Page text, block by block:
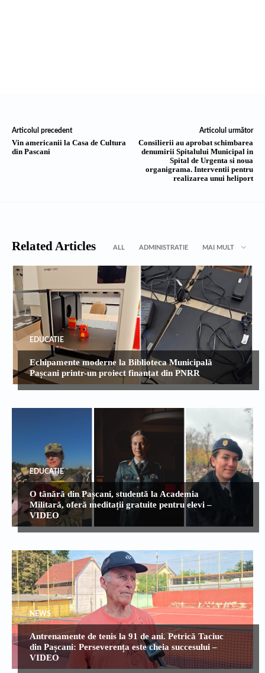
Articolul precedent
Vin americanii la Casa de Cultura
din Pascani
Articolul următor
Consilierii au aprobat schimbarea
denumirii Spitalului Municipal in
Spital de Urgenta si noua
organigrama. Interventii pentru
realizarea unui heliport
Related Articles ALL ADMINISTRATIE MAI MULT
EDUCATIE
Echipamente moderne la Biblioteca Municipală
Pașcani printr-un proiect finanțat din PNRR
EDUCATIE
O tânără din Pașcani, studentă la Academia
Militară, oferă meditații gratuite pentru elevi –
VIDEO
NEWS
Antrenamente de tenis la 91 de ani. Petrică Taciuc
din Pașcani: Perseverența este cheia succesului –
VIDEO